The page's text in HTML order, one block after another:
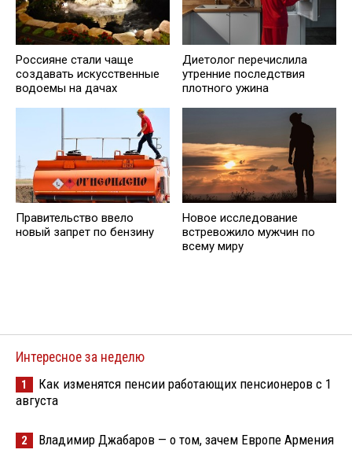
Россияне стали чаще
создавать искусственные
водоемы на дачах
Диетолог перечислила
утренние последствия
плотного ужина
Правительство ввело
новый запрет по бензину
Новое исследование
встревожило мужчин по
всему миру
Интересное за неделю
1
Как изменятся пенсии работающих пенсионеров с 1
августа
2 Владимир Джабаров — о том, зачем Европе Армения